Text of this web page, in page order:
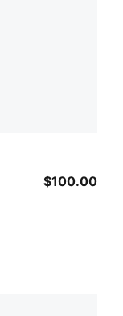
$100.00